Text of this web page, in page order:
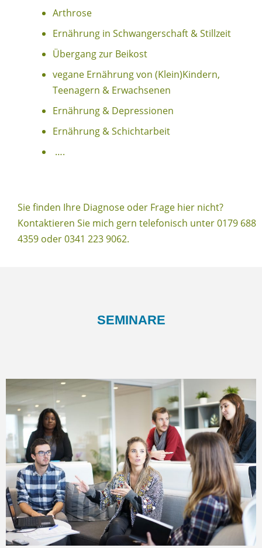
Arthrose
Ernährung in Schwangerschaft & Stillzeit
Übergang zur Beikost
vegane Ernährung von (Klein)Kindern,
Teenagern & Erwachsenen
Ernährung & Depressionen
Ernährung & Schichtarbeit
….
Sie finden Ihre Diagnose oder Frage hier nicht?
Kontaktieren Sie mich gern telefonisch unter 0179 688
4359 oder 0341 223 9062.
SEMINARE